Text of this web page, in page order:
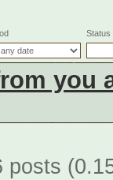
Status
you
posts